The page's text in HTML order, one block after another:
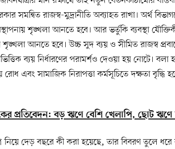
সমন্বিত রাজস্ব-মুদ্রানীতি অব্যাহত রাখা। অর্থ
শৃঙ্খলা আনতে হবে। আর ভর্তুকি ব্যবস্থা
শৃঙ্খলা আনতে হবে। উচ্চ সুদ ব্যয় ও সীমিত রাজস্ব
ব্যয় নির্ধারণের পরামর্শও দেওয়া হয় নোটে। বলা
এবং সামাজিক নিরাপত্তা কর্মসূচিতে দক্ষতা বৃদ্ধি
প্রতিবেদন: বড় ঋণে বেশি খেলাপি, ছোট
দেড় বছরে কী করা হয়েছে, তার বিবরণ তুলে ধরে